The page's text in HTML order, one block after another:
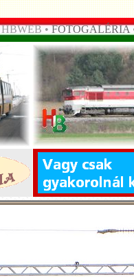
HBWEB •FOTOGALÉRIA